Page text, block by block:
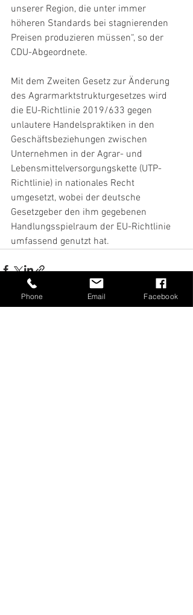
unserer Region, die unter immer
höheren Standards bei stagnierenden
Preisen produzieren müssen“, so der
CDU-Abgeordnete.
Mit dem Zweiten Gesetz zur Änderung
des Agrarmarktstrukturgesetzes wird
die EU-Richtlinie 2019/633 gegen
unlautere Handelspraktiken in den
Geschäftsbeziehungen zwischen
Unternehmen in der Agrar- und
Lebensmittelversorgungskette (UTP-
Richtlinie) in nationales Recht
umgesetzt, wobei der deutsche
Gesetzgeber den ihm gegebenen
Handlungsspielraum der EU-Richtlinie
umfassend genutzt hat.
Phone Email Facebook